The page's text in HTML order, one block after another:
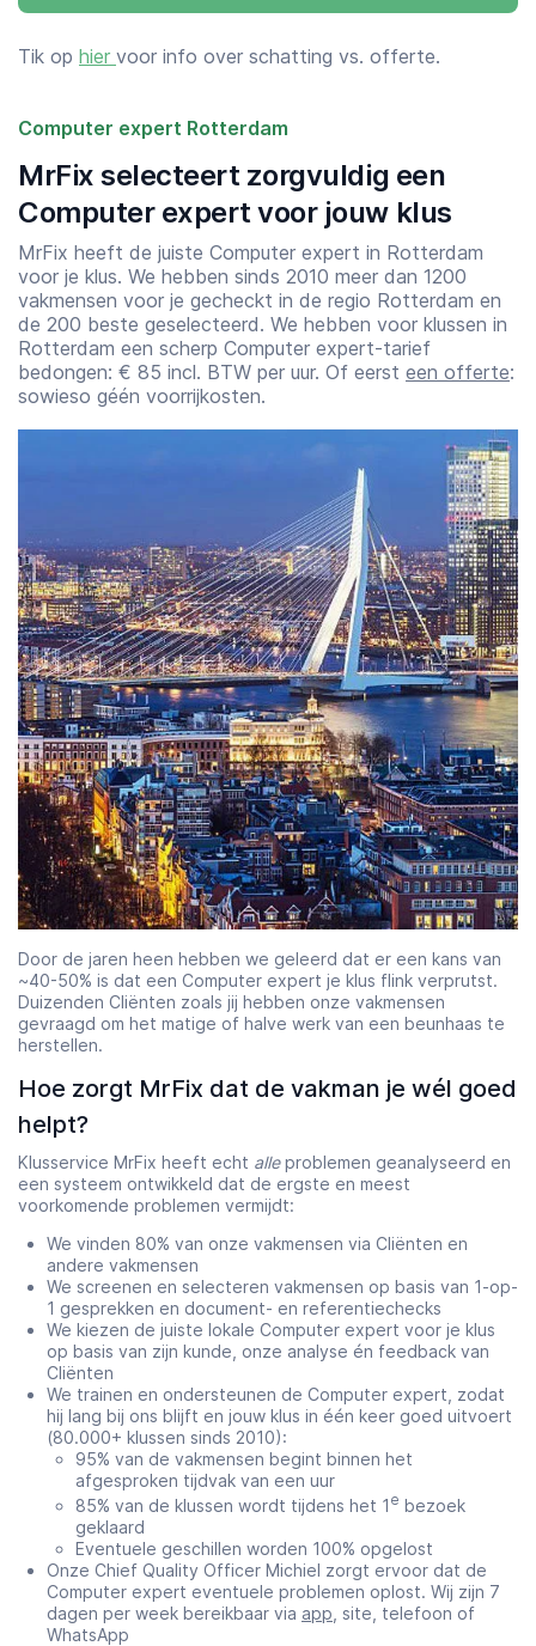
Tik op hier voor info over schatting vs. offerte.
Computer expert Rotterdam
MrFix selecteert zorgvuldig een
Computer expert voor jouw klus
MrFix heeft de juiste Computer expert in Rotterdam
voor je klus. We hebben sinds 2010 meer dan 1200
vakmensen voor je gecheckt in de regio Rotterdam en
de 200 beste geselecteerd. We hebben voor klussen in
Rotterdam een scherp Computer expert-tarief
bedongen: € 85 incl. BTW per uur. Of eerst een offerte:
sowieso géén voorrijkosten.
Door de jaren heen hebben we geleerd dat er een kans van
~40-50% is dat een Computer expert je klus flink verprutst.
Duizenden Cliënten zoals jij hebben onze vakmensen
gevraagd om het matige of halve werk van een beunhaas te
herstellen.
Hoe zorgt MrFix dat de vakman je wél goed
helpt?
Klusservice MrFix heeft echt alleproblemen geanalyseerd en
een systeem ontwikkeld dat de ergste en meest
voorkomende problemen vermijdt:
We vinden 80% van onze vakmensen via Cliënten en
andere vakmensen
We screenen en selecteren vakmensen op basis van 1-op-
1 gesprekken en document- en referentiechecks
We kiezen de juiste lokale Computer expert voor je klus
op basis van zijn kunde, onze analyse én feedback van
Cliënten
We trainen en ondersteunen de Computer expert, zodat
hij lang bij ons blijft en jouw klus in één keer goed uitvoert
(80.000+ klussen sinds 2010):
95% van de vakmensen begint binnen het
afgesproken tijdvak van een uur
85% van de klussen wordt tijdens het 1 e bezoek
geklaard
Eventuele geschillen worden 100% opgelost
Onze Chief Quality Officer Michiel zorgt ervoor dat de
Computer expert eventuele problemen oplost. Wij zijn 7
dagen per week bereikbaar via app , site, telefoon of
WhatsApp